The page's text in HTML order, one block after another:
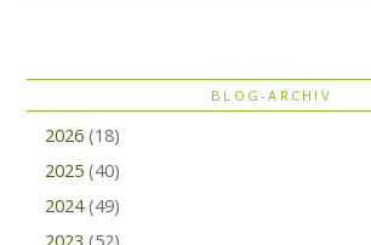
BLOG-ARCHIV
2026 (18)
2025 (40)
2024 (49)